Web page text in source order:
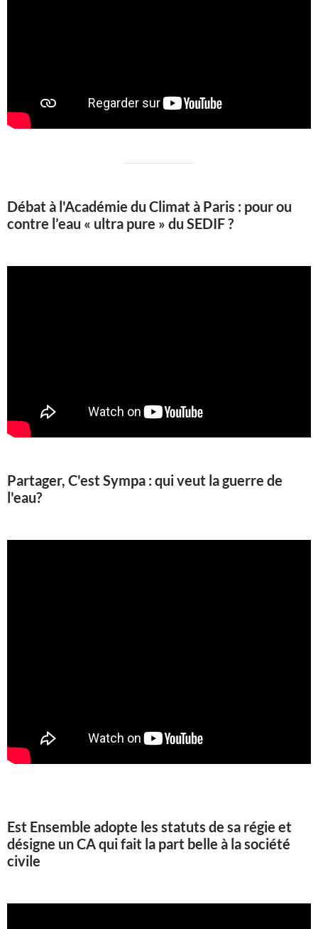
Débat à l'Académie du Climat à Paris : pour ou
contre l’eau « ultra pure » du SEDIF ?
Partager, C'est Sympa : qui veut la guerre de
l'eau?
Est Ensemble adopte les statuts de sa régie et
désigne un CA qui fait la part belle à la société
civile